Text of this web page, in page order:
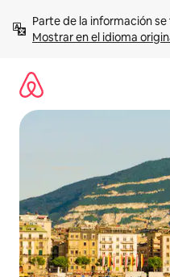
contenidoMostrar en el idioma